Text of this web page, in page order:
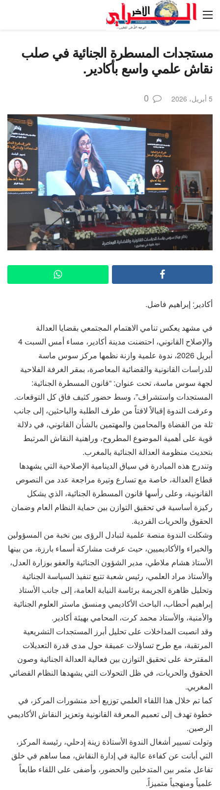
مستجدات المسطرة الجنائية في صلب
نقاش علمي واسع بأكادير.
5 أبريل، 2026 0
أكادير: إبراهيم فاضل.
في مشهد يعكس تنامي الاهتمام المجتمعي بقضايا العدالة
والإصلاح القانوني، احتضنت مدينة أكادير، مساء أمس السبت 4
أبريل 2026، ندوة علمية وازنة نظمها مركز سوس ماسة
للدراسات القانونية والقضائية المعاصرة، بمقر الغرفة الفلاحية
لجهة سوس ماسة، تحت عنوان: “قانون المسطرة الجنائية:
المستجدات واستشراف”، وسط حضور كثيف فاق كل التوقعات.
وعرفت الندوة إقبالاً لافتاً من طرف الطلبة والباحثين، إلى جانب
ثلة من القضاة والمحامين والمهتمين بالشأن القانوني، في دلالة
قوية على أهمية الموضوع المطروح، وراهنية النقاش المرتبط
بتحديث منظومة العدالة الجنائية بالمغرب.
وتندرج هذه المبادرة في سياق الدينامية الإصلاحية التي يشهدها
قطاع العدالة، خاصة مع تسارع وتيرة مراجعة عدد من النصوص
القانونية، وعلى رأسها قانون المسطرة الجنائية، الذي يشكل
ركيزة أساسية في تحقيق التوازن بين حماية النظام العام وضمان
الحقوق والحريات الفردية.
وشكلت الندوة منصة علمية لتبادل الرؤى بين نخبة من المسؤولين
والخبراء والأكاديميين، حيث عرفت مشاركة أسماء بارزة، من بينها
الأستاذ هشام ملاطي، مدير الشؤون الجنائية والعفو بوزارة العدل،
والأستاذ مراد العلمي، رئيس شعبة تتبع تنفيذ السياسة الجنائية
وتحليل ظاهرة الجريمة برئاسة النيابة العامة، إلى جانب الأستاذ
إبراهيم أحطاب، الباحث الأكاديمي ومنسق ماستر العلوم الجنائية
والأمنية، والأستاذ محمد كرت، المحامي بهيئة أكادير.
وقد انصبت المداخلات على تحليل أبرز المستجدات التشريعية
المرتقبة، مع طرح تساؤلات عميقة حول مدى قدرة التعديلات
المقترحة على تحقيق التوازن بين فعالية العدالة الجنائية وصون
الحقوق والحريات، في ظل التحولات التي يشهدها النظام القضائي
المغربي.
كما تم خلال هذا اللقاء العلمي توزيع أحد منشورات المركز، في
خطوة تهدف إلى تعميم المعرفة القانونية وتعزيز النقاش الأكاديمي
الرصين.
وتولت تسيير أشغال الندوة الأستاذة زينة إدحلي، رئيسة المركز،
التي أبانت عن كفاءة عالية في إدارة النقاش، مما ساهم في خلق
تفاعل مثمر بين المتدخلين والحضور، وأضفى على اللقاء طابعاً
علمياً ومنهجياً متميزاً.